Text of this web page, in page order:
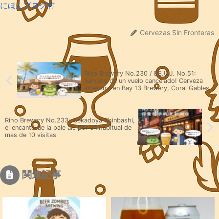
にほんブログ村
Cervezas Sin Fronteras
Riho Brewery No.230 / EE.UU. No.51:
Salvado de un vuelo cancelado! Cerveza
artesanal en Bay 13 Brewery, Coral Gables
Riho Brewery No.233: Isekadoya Shinbashi,
el encanto de la pale ale por un habitual de
mas de 10 visitas
関連記事